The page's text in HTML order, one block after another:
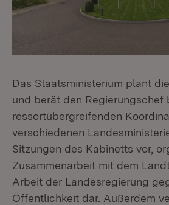
Das Staatsministerium plant
und berät den Regierungschef
ressortübergreifenden
verschiedenen
Sitzungen des Kabinetts vor,
Zusammenarbeit mit dem
Arbeit der Landesregierung
Öffentlichkeit dar. Außerdem